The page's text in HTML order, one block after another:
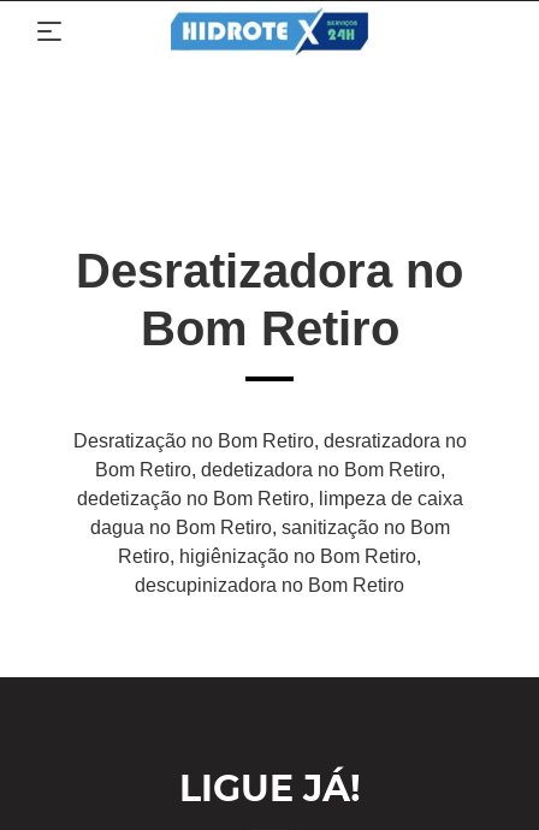
Desratizadora no
Bom Retiro
Desratização no Bom Retiro, desratizadora no
Bom Retiro, dedetizadora no Bom Retiro,
dedetização no Bom Retiro, limpeza de caixa
dagua no Bom Retiro, sanitização no Bom
Retiro, higiênização no Bom Retiro,
descupinizadora no Bom Retiro
LIGUE JÁ!